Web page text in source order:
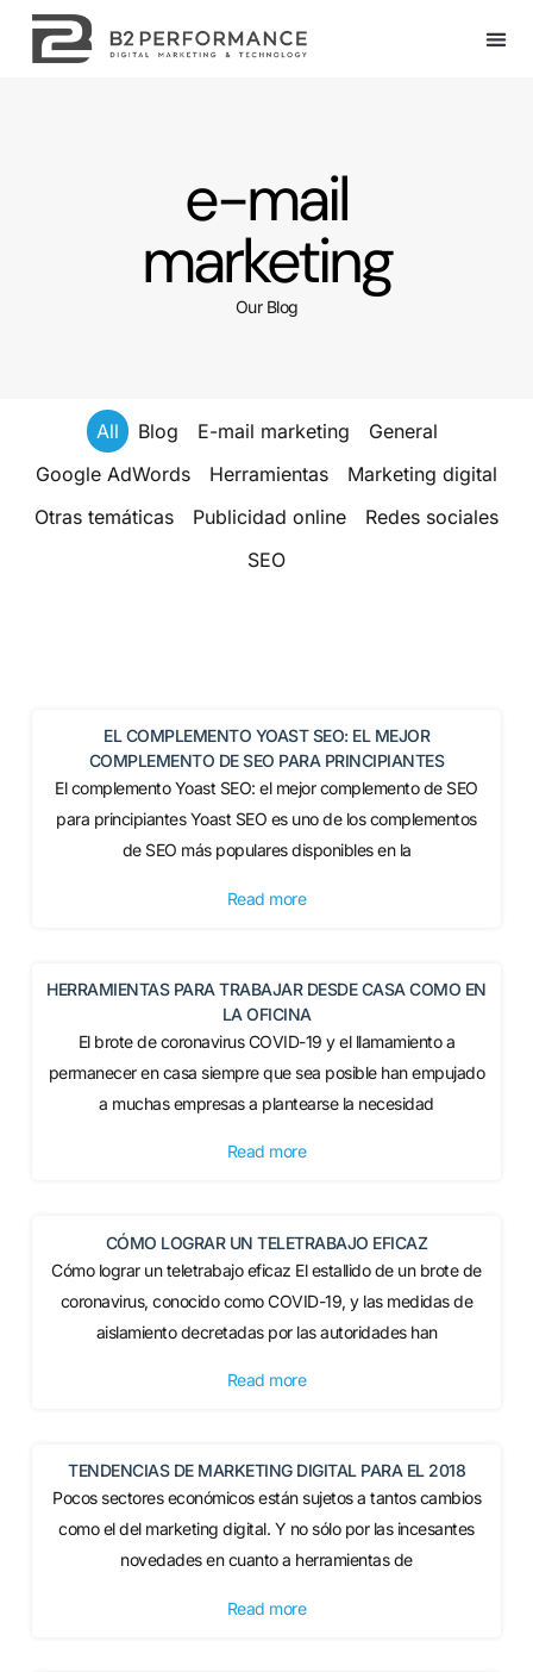
e-mail
marketing
Our Blog
Blog E-mail marketing
General
Google AdWords
Herramientas
Marketing digital
Otras temáticas
Publicidad online
Redes sociales
SEO
All
EL COMPLEMENTO YOAST SEO: EL MEJOR
COMPLEMENTO DE SEO PARA PRINCIPIANTES
El complemento Yoast SEO: el mejor complemento de SEO
para principiantes Yoast SEO es uno de los complementos
de SEO más populares disponibles en la
Read more
HERRAMIENTAS PARA TRABAJAR DESDE CASA COMO EN
LA OFICINA
El brote de coronavirus COVID-19 y el llamamiento a
permanecer en casa siempre que sea posible han empujado
a muchas empresas a plantearse la necesidad
Read more
CÓMO LOGRAR UN TELETRABAJO EFICAZ
Cómo lograr un teletrabajo eficaz El estallido de un brote de
coronavirus, conocido como COVID-19, y las medidas de
aislamiento decretadas por las autoridades han
Read more
TENDENCIAS DE MARKETING DIGITAL PARA EL 2018
Pocos sectores económicos están sujetos a tantos cambios
como el del marketing digital. Y no sólo por las incesantes
novedades en cuanto a herramientas de
Read more